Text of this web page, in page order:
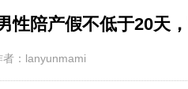
性陪产假不低于20天
者：lanyunmami